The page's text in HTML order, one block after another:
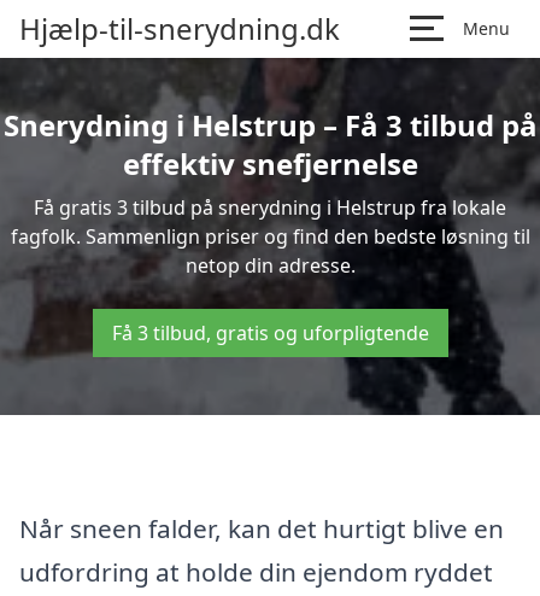
Hjælp-til-snerydning.dk Menu
Snerydning i Helstrup – Få 3 tilbud på
effektiv snefjernelse
Få gratis 3 tilbud på snerydning i Helstrup fra lokale
fagfolk. Sammenlign priser og find den bedste løsning til
netop din adresse.
Få 3 tilbud, gratis og uforpligtende
Når sneen falder, kan det hurtigt blive en
udfordring at holde din ejendom ryddet